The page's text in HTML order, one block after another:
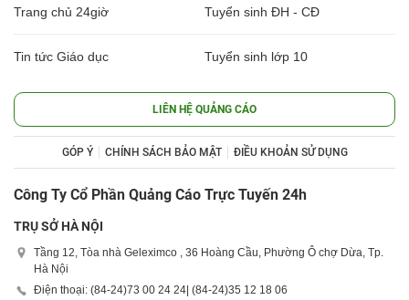
Trang chủ 24giờ Tuyển sinh ĐH - CĐ
Tin tức Giáo dục Tuyển sinh lớp 10
LIÊN HỆ QUẢNG CÁO
GÓP Ý CHÍNH SÁCH BẢO MẬT ĐIỀU KHOẢN SỬ DỤNG
Công Ty Cổ Phần Quảng Cáo Trực Tuyến 24h
TRỤ SỞ HÀ NỘI
Tầng 12, Tòa nhà Geleximco , 36 Hoàng Cầu, Phường Ô chợ Dừa, Tp.
Hà Nội
Điện thoại: (84-24)73 00 24 24| (84-24)35 12 18 06